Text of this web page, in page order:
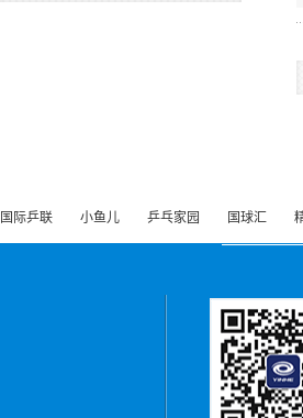
国际乒联 小鱼儿 乒乓家园 国球汇